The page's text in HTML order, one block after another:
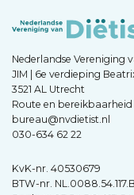
Nederlandse Vereniging
JIM | 6e verdieping
3521 AL Utrecht
Route en bereikbaarheid
bureau@nvdietist.nl
030-634 62 22
KvK-nr. 40530679
BTW-nr.